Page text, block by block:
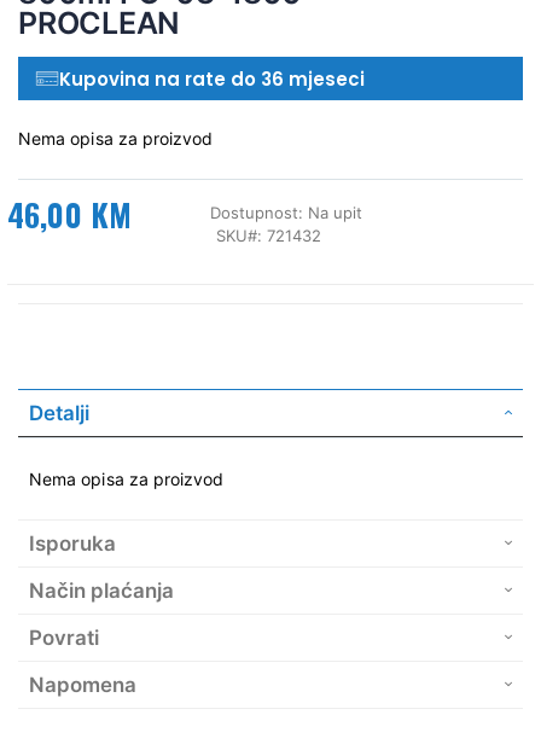
PROCLEAN
Kupovina na rate do 36 mjeseci
Nema opisa za proizvod
46,00 KM Dostupnost: Na upit
SKU
721432
Detalji
Nema opisa za proizvod
Isporuka
Način plaćanja
Povrati
Napomena